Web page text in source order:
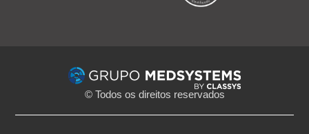
© Todos os direitos reservados